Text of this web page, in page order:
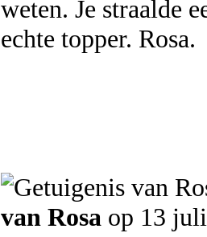
weten. Je straalde
echte topper. Rosa.
van Rosa op 13